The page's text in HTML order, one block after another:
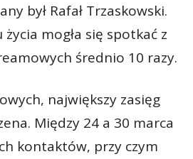
był Rafał Trzaskowski.
mogła się spotkać z
średnio 10 razy.
największy zasięg
Między 24 a 30 marca
kontaktów, przy czym